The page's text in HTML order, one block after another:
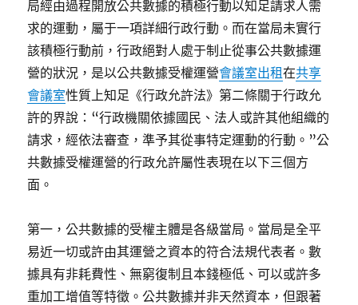
局經由過程開放公共數據的積極行動以知足請求人需
求的運動，屬于一項詳細行政行動。而在當局未實行
該積極行動前，行政絕對人處于制止從事公共數據運
營的狀況，是以公共數據受權運營會議室出租在共享
會議室性質上知足《行政允許法》第二條關于行政允
許的界說：“行政機關依據國民、法人或許其他組織的
請求，經依法審查，準予其從事特定運動的行動。”公
共數據受權運營的行政允許屬性表現在以下三個方
面。
第一，公共數據的受權主體是各級當局。當局是全平
易近一切或許由其運營之資本的符合法規代表者。數
據具有非耗費性、無窮復制且本錢極低、可以或許多
重加工增值等特徵。公共數據并非天然資本，但跟著